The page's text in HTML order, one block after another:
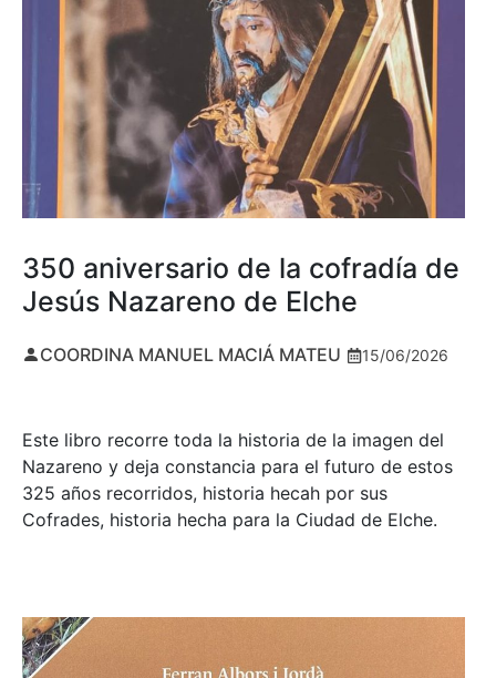
350 aniversario de la cofradía de
Jesús Nazareno de Elche
COORDINA MANUEL MACIÁ MATEU 15/06/2026
Este libro recorre toda la historia de la imagen del
Nazareno y deja constancia para el futuro de estos
325 años recorridos, historia hecah por sus
Cofrades, historia hecha para la Ciudad de Elche.